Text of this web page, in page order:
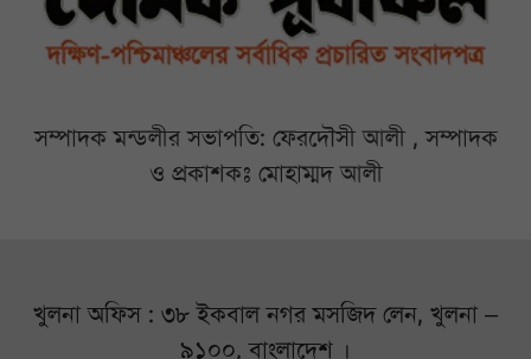
সম্পাদক মন্ডলীর সভাপতি: ফেরদৌসী আলী , সম্পাদক
ও প্রকাশকঃ মোহাম্মদ আলী
খুলনা অফিস : ৩৮ ইকবাল নগর মসজিদ লেন, খুলনা –
৯১০০, বাংলাদেশ ।